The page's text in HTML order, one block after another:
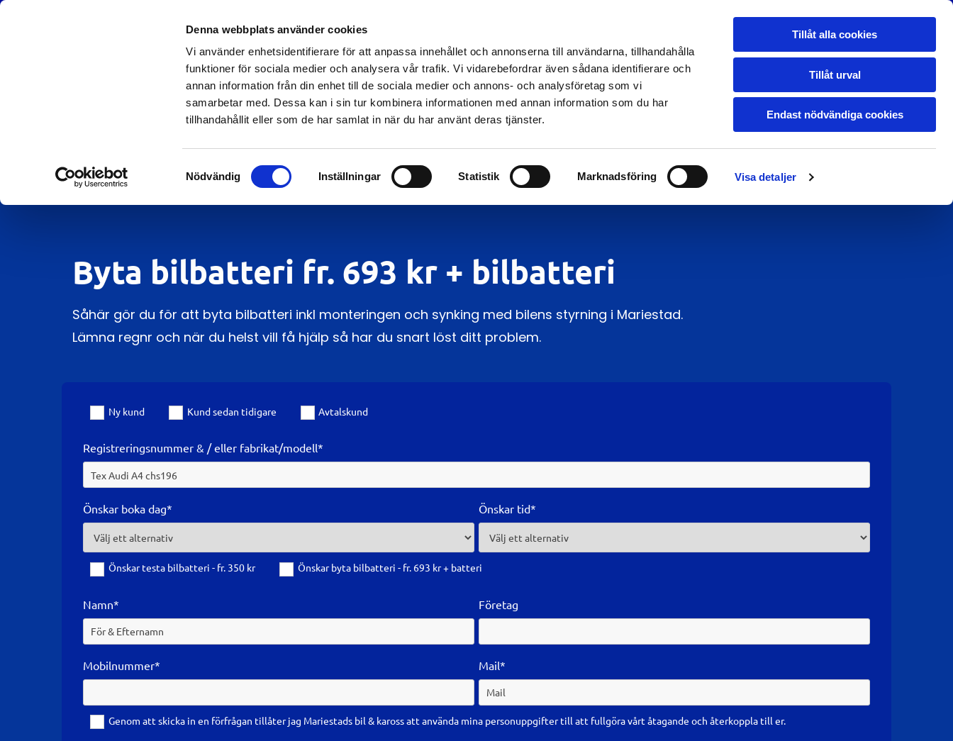
Denna webbplats använder cookies
Vi använder enhetsidentifierare för att anpassa innehållet och annonserna till användarna, tillhandahålla
funktioner för sociala medier och analysera vår trafik. Vi vidarebefordrar även sådana identifierare och
annan information från din enhet till de sociala medier och annons- och analysföretag som vi
samarbetar med. Dessa kan i sin tur kombinera informationen med annan information som du har
tillhandahållit eller som de har samlat in när du har använt deras tjänster.
Nödvändig Inställningar Statistik Marknadsföring Visa detaljer
Tillåt alla cookies
Tillåt urval
Endast nödvändiga cookies
HONDA SERVICECENTER BILVERKSTAD BILSKADEVERKSTAD
BILGLAS
DÄCKVERKSTAD
OM OSS KONTAKT
PRISFÖRFRÅGAN
Byta bilbatteri fr. 693 kr + bilbatteri
Såhär gör du för att byta bilbatteri inkl monteringen och synking med bilens styrning i Mariestad.
Lämna regnr och när du helst vill få hjälp så har du snart löst ditt problem.
Ny kund Kund sedan tidigare Avtalskund
Registreringsnummer & / eller fabrikat/modell*
Önskar boka dag* Önskar tid*
Önskar testa bilbatteri - fr. 350 kr Önskar byta bilbatteri - fr. 693 kr + batteri
Namn* Företag
Mobilnummer* Mail*
Genom att skicka in en förfrågan tillåter jag Mariestads bil & kaross att använda mina personuppgifter till att fullgöra vårt åtagande och återkoppla till er.